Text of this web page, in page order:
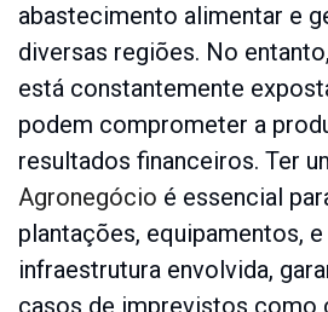
Máquinas
Equipamentos
Seguro
Moto
Seguro
Mudança
Seguro
Odontológico
abastecimento alimentar e
diversas regiões. No
está constantemente
podem comprometer a
resultados financeiros. Ter
Agronegócio é essencial
plantações, equipamentos,
infraestrutura envolvida,
casos de imprevistos como